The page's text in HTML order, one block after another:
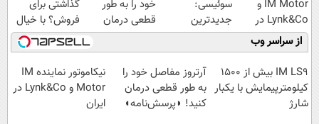
IM Motor و
Lynk&Co در
ایران
سوئیسی:
جدیدترین
فناوری اروپا،
سبک و مقاوم |
پرداخت قسطی
خود را به طور
قطعی درمان
کنید!
◗پرسش‌نامه◖
گذاشتی برای
فروش؟ با خیال
راحت بفروش
از سراسر وب
IM LS9 بیش از 1500
کیلومترپیمایش با یکبار
شارژ
آرتروز مفاصل خود را
به طور قطعی درمان
کنید! ◗پرسش‌نامه◖
نیکاموتور نماینده IM
Motor و Lynk&Co در
ایران